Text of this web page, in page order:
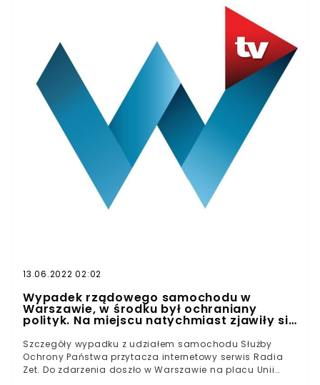
funkcji wicepremiera, zajmującego się sprawami
bezpieczeństwa. W piątek zaś podano termin
nadchodzących zmian. Cały proces ma zakończyć się
już do końca 2021 roku.
13.06.2022 02:02
Wypadek rządowego samochodu w
Warszawie, w środku był ochraniany
polityk. Na miejscu natychmiast zjawiły się
służby
Szczegóły wypadku z udziałem samochodu Służby
Ochrony Państwa przytacza internetowy serwis Radia
Zet. Do zdarzenia doszło w Warszawie na placu Unii